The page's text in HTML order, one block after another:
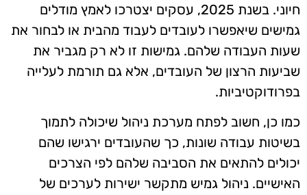
חיוני. בשנת 2025, עסקים יצטרכו לאמץ מודלים
גמישים שיאפשרו לעובדים לעבוד מהבית או לבחור את
שעות העבודה שלהם. גמישות זו לא רק מגביר את
שביעות הרצון של העובדים, אלא גם תורמת לעלייה
בפרודוקטיביות.
כמו כן, חשוב לפתח מערכת ניהול שיכולה לתמוך
בשיטות עבודה שונות, כך שהעובדים ירגישו שהם
יכולים להתאים את הסביבה שלהם לפי הצרכים
האישיים. ניהול גמיש מתקשר ישירות לערכים של